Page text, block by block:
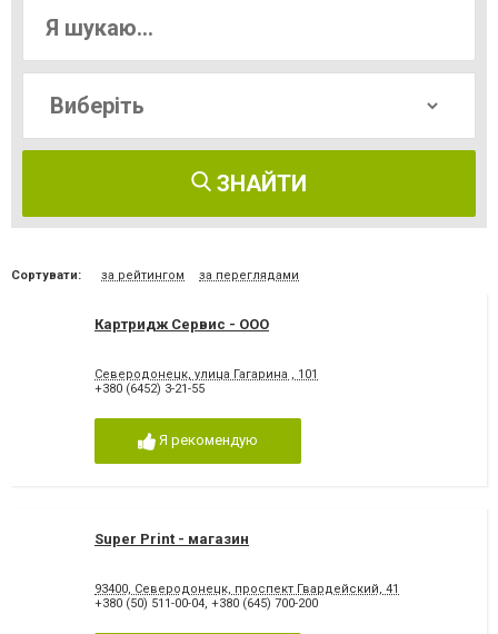
ЗНАЙТИ
Сортувати: за рейтингом за переглядами
Картридж Сервис - ООО
Северодонецк, улица Гагарина , 101
+380 (6452) 3-21-55
Я рекомендую
Super Print - магазин
93400, Северодонецк, проспект Гвардейский, 41
+380 (50) 511-00-04, +380 (645) 700-200